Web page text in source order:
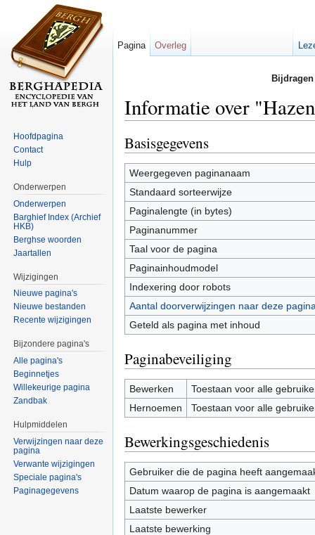
Informatie over
Basisgegevens
Weergegeven paginanaam
Standaard sorteerwijze
Paginalengte (in bytes)
Paginanummer
Taal voor de pagina
Paginainhoudmodel
Indexering door robots
Aantal doorverwijzingen naar deze
Geteld als pagina met inhoud
Paginabeveiliging
Bewerken
Toestaan voor alle
Hernoemen
Toestaan voor alle
Bewerkingsgeschiedenis
Gebruiker die de pagina heeft
Datum waarop de pagina is aangemaakt
Laatste bewerker
Laatste bewerking
Pagina Overleg
Hoofdpagina
Contact
Hulp
Onderwerpen
Onderwerpen
Barghief Index (Archief
HKB)
Berghse woorden
Jaartallen
Wijzigingen
Nieuwe pagina's
Nieuwe bestanden
Recente wijzigingen
Bijzondere pagina's
Alle pagina's
Beginnetjes
Willekeurige pagina
Zandbak
Hulpmiddelen
Verwijzingen naar deze
pagina
Verwante wijzigingen
Speciale pagina's
Paginagegevens